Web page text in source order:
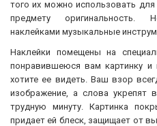
того их можно использовать
предмету оригинальность.
наклейками музыкальные
Наклейки помещены на
понравившеюся вам картинку
хотите ее видеть. Ваш взор
изображение, а слова укрепят
трудную минуту. Картинка
придает ей блеск, защищает от